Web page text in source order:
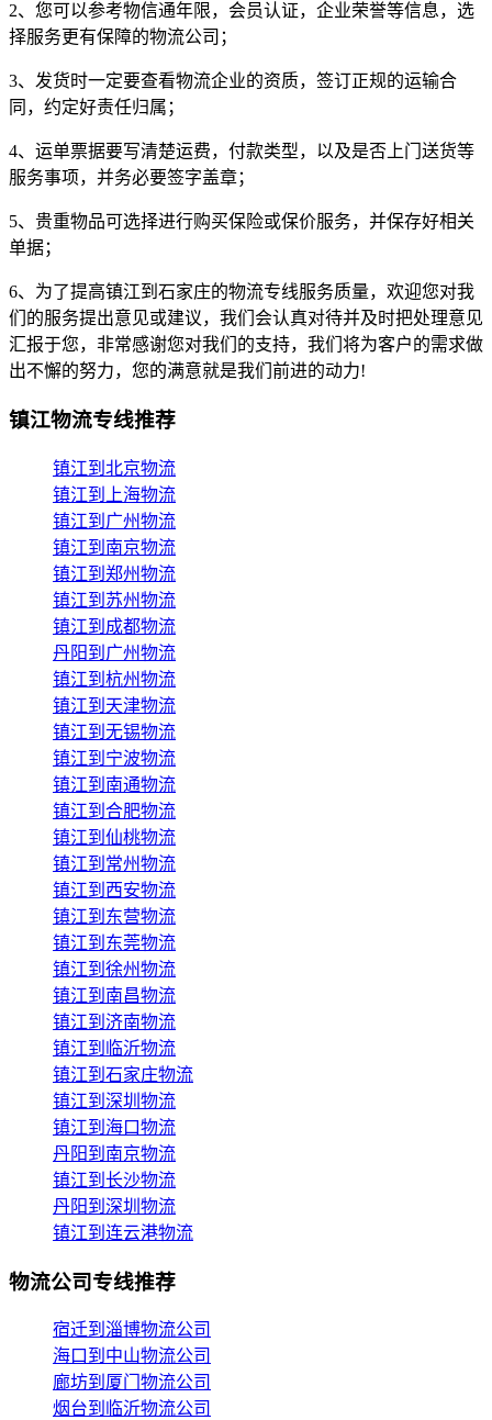
2、您可以参考物信通年限，会员认证，企业荣誉等信息，选
择服务更有保障的物流公司；
3、发货时一定要查看物流企业的资质，签订正规的运输合
同，约定好责任归属；
4、运单票据要写清楚运费，付款类型，以及是否上门送货等
服务事项，并务必要签字盖章；
5、贵重物品可选择进行购买保险或保价服务，并保存好相关
单据；
6、为了提高镇江到石家庄的物流专线服务质量，欢迎您对我
们的服务提出意见或建议，我们会认真对待并及时把处理意见
汇报于您，非常感谢您对我们的支持，我们将为客户的需求做
出不懈的努力，您的满意就是我们前进的动力!
镇江物流专线推荐
镇江到北京物流
镇江到上海物流
镇江到广州物流
镇江到南京物流
镇江到郑州物流
镇江到苏州物流
镇江到成都物流
丹阳到广州物流
镇江到杭州物流
镇江到天津物流
镇江到无锡物流
镇江到宁波物流
镇江到南通物流
镇江到合肥物流
镇江到仙桃物流
镇江到常州物流
镇江到西安物流
镇江到东营物流
镇江到东莞物流
镇江到徐州物流
镇江到南昌物流
镇江到济南物流
镇江到临沂物流
镇江到石家庄物流
镇江到深圳物流
镇江到海口物流
丹阳到南京物流
镇江到长沙物流
丹阳到深圳物流
镇江到连云港物流
物流公司专线推荐
宿迁到淄博物流公司
海口到中山物流公司
廊坊到厦门物流公司
烟台到临沂物流公司